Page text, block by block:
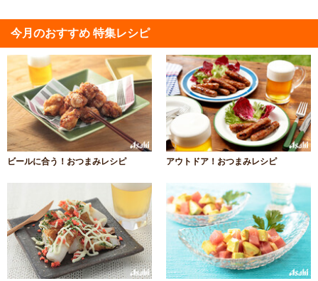
今月のおすすめ 特集レシピ
ビールに合う！おつまみレシピ アウトドア！おつまみレシピ